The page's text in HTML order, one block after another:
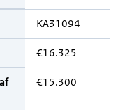
KA31094
€16.325
€15.300